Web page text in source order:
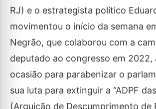
RJ) e o estrategista político
movimentou o início da semana
Negrão, que colaborou com a
deputado ao congresso em 2022,
ocasião para parabenizar o
sua luta para extinguir a “ADPF
(Arguição de Descumprimento de